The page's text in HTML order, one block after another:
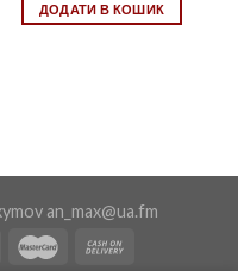
ДОДАТИ В КОШИК
an_max@ua.fm